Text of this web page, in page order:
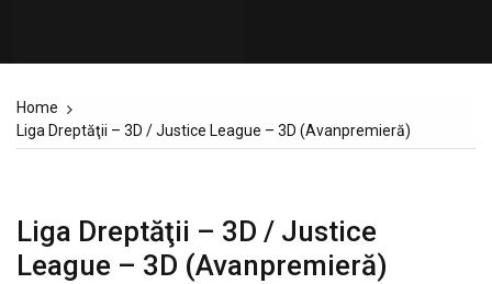
Home
Liga Dreptăţii – 3D / Justice League – 3D (Avanpremieră)
Liga Dreptăţii – 3D / Justice
League – 3D (Avanpremieră)